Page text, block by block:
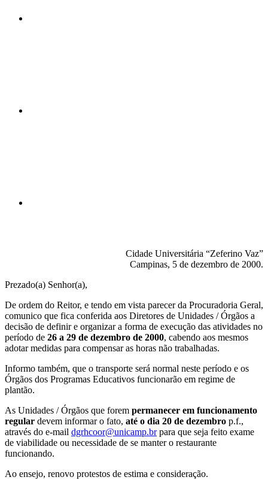
Cidade Universitária “Zeferino Vaz”
Campinas, 5 de dezembro de 2000.
Prezado(a) Senhor(a),
De ordem do Reitor, e tendo em vista parecer da Procuradoria Geral,
comunico que fica conferida aos Diretores de Unidades / Órgãos a
decisão de definir e organizar a forma de execução das atividades no
período de 26 a 29 de dezembro de 2000, cabendo aos mesmos
adotar medidas para compensar as horas não trabalhadas.
Informo também, que o transporte será normal neste período e os
Órgãos dos Programas Educativos funcionarão em regime de
plantão.
As Unidades / Órgãos que forem permanecer em funcionamento
regular devem informar o fato, até o dia 20 de dezembro p.f.,
através do e-mail dgrhcoor@unicamp.brpara que seja feito exame
de viabilidade ou necessidade de se manter o restaurante
funcionando.
Ao ensejo, renovo protestos de estima e consideração.